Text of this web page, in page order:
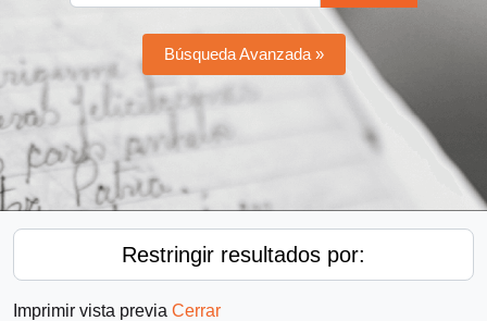
Búsqueda Avanzada »
Restringir resultados por:
Imprimir vista previa Cerrar